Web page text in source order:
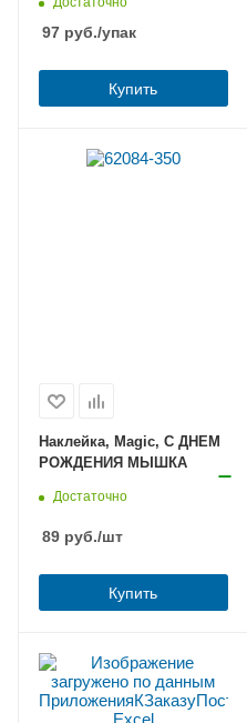
97 руб./упак
Купить
Наклейка, Magic, С ДНЕМ
РОЖДЕНИЯ МЫШКА
Достаточно
89 руб./шт
Купить